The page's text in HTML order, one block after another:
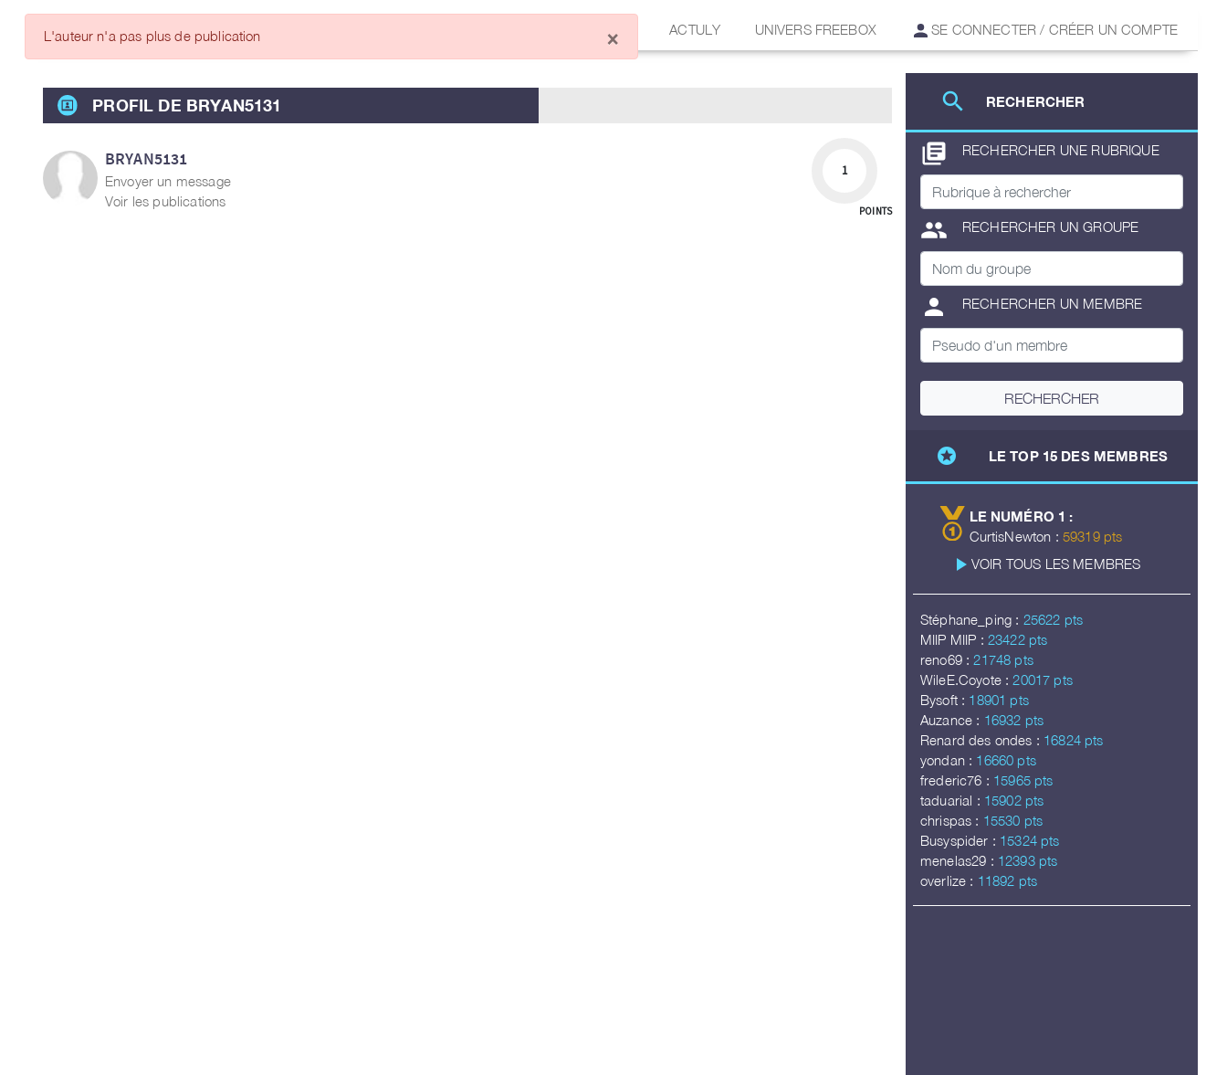
ARTICLES DES MEMBRES ACTULY UNIVERS FREEBOX SE CONNECTER / CRÉER UN COMPTE
search RECHERCHER
library_books RECHERCHER UNE RUBRIQUE
group RECHERCHER UN GROUPE
person RECHERCHER UN MEMBRE
RECHERCHER
stars LE TOP 15 DES MEMBRES
LE NUMÉRO 1 :
CurtisNewton : 59319 pts
play_arrow VOIR TOUS LES MEMBRES
Stéphane_ping : 25622 pts
MIIP MIIP : 23422 pts
reno69 : 21748 pts
WileE.Coyote : 20017 pts
Bysoft : 18901 pts
Auzance : 16932 pts
Renard des ondes : 16824 pts
yondan : 16660 pts
frederic76 : 15965 pts
taduarial : 15902 pts
chrispas : 15530 pts
Busyspider : 15324 pts
menelas29 : 12393 pts
overlize : 11892 pts
PROFIL DE BRYAN5131
BRYAN5131
Envoyer un message
Voir les publications
1
POINTS
L'auteur n'a pas plus de publication ×